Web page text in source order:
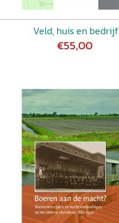
Veld, huis en bedrijf
€55,00